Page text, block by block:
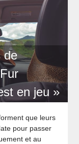
de
en jeu »
que leurs
pour passer
et au